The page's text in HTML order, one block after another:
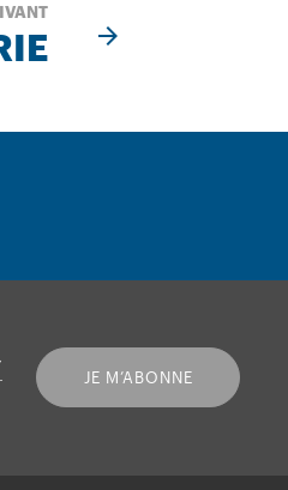
JE M’ABONNE